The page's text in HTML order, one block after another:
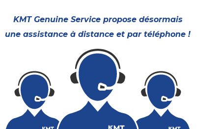
KMT Genuine Service propose désormais
une assistance à distance et par téléphone !